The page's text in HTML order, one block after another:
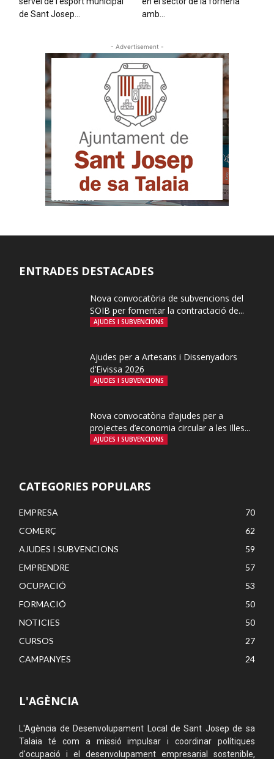
de Sant Josep...
amb...
- Advertisement -
ENTRADES DESTACADES
Nova convocatòria de subvencions del
SOIB per fomentar la contractació de...
AJUDES I SUBVENCIONS
Ajudes per a Artesans i Dissenyadors
d’Eivissa 2026
AJUDES I SUBVENCIONS
Nova convocatòria d’ajudes per a
projectes d’economia circular a les Illes...
AJUDES I SUBVENCIONS
CATEGORIES POPULARS
EMPRESA
70
COMERÇ
62
AJUDES I SUBVENCIONS
59
EMPRENDRE
57
OCUPACIÓ
53
FORMACIÓ
50
NOTICIES
50
CURSOS
27
CAMPANYES
24
L'AGÈNCIA
L'Agència de Desenvolupament Local de Sant Josep de sa
Talaia té com a missió impulsar i coordinar polítiques
d'ocupació i el desenvolupament empresarial sostenible,